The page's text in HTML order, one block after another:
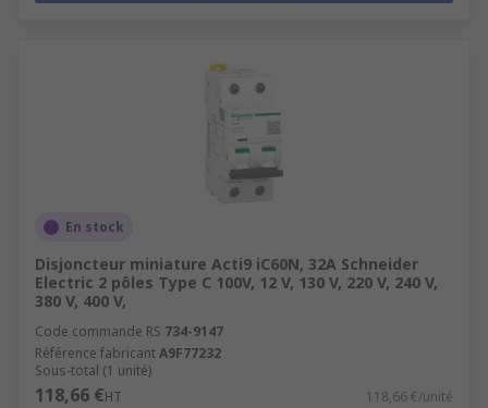
En stock
Disjoncteur miniature Acti9 iC60N, 32A Schneider
Electric 2 pôles Type C 100V, 12 V, 130 V, 220 V, 240 V,
380 V, 400 V,
Code commande RS 734-9147
Référence fabricantA9F77232
Sous-total (1 unité)
118,66 €HT 118,66 €/unité